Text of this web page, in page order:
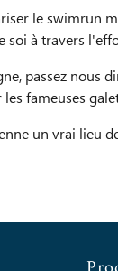
le swimrun
soi à travers
passez
fameuses
un vrai lieu